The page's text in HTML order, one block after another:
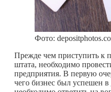
Фото:
Прежде чем приступить к
штата, необходимо
предприятия. В первую
чего бизнес был успешен